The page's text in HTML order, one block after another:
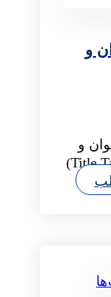
و
و
متا دیسکریپشن در سئو تگ عنوان (Title Tag)